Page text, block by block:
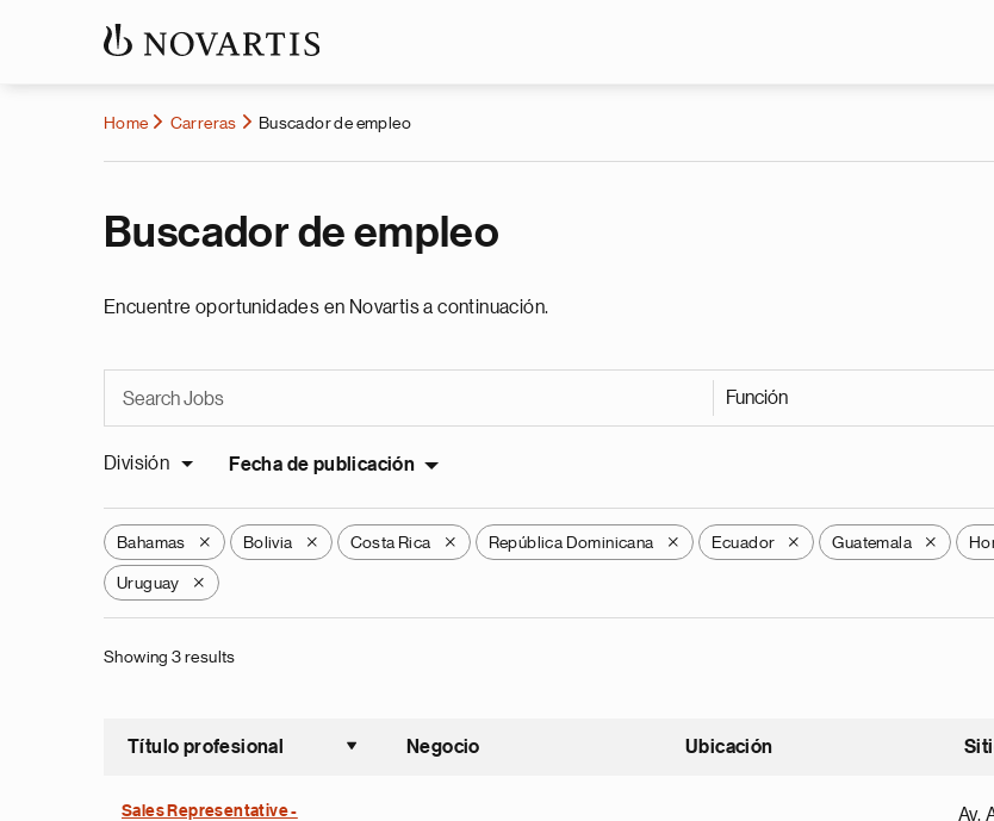
Home Carreras Buscador de empleo
Buscador de empleo
Encuentre oportunidades en Novartis a continuación.
Función
División Fecha de publicación
Bahamas X Bolivia X Costa Rica X República Dominicana X Ecuador X Guatemala X
Uruguay X
Showing 3 results
Título profesional
Ordenar ascendente
Negocio Ubicación
Sales Representative -
Av.